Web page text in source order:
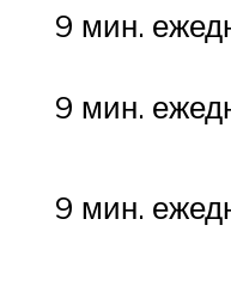
9 мин.
9 мин.
9 мин.